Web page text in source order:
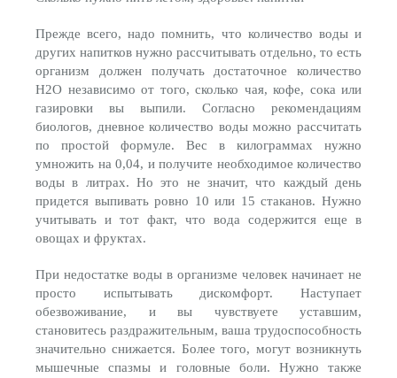
Прежде всего, надо помнить, что количество воды и
других напитков нужно рассчитывать отдельно, то есть
организм должен получать достаточное количество
Н2О независимо от того, сколько чая, кофе, сока или
газировки вы выпили. Согласно рекомендациям
биологов, дневное количество воды можно рассчитать
по простой формуле. Вес в килограммах нужно
умножить на 0,04, и получите необходимое количество
воды в литрах. Но это не значит, что каждый день
придется выпивать ровно 10 или 15 стаканов. Нужно
учитывать и тот факт, что вода содержится еще в
овощах и фруктах.
При недостатке воды в организме человек начинает не
просто испытывать дискомфорт. Наступает
обезвоживание, и вы чувствуете уставшим,
становитесь раздражительным, ваша трудоспособность
значительно снижается. Более того, могут возникнуть
мышечные спазмы и головные боли. Нужно также